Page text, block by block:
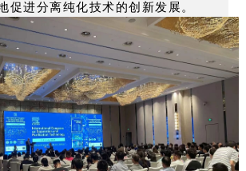
促进分离纯化技术的创新发展。